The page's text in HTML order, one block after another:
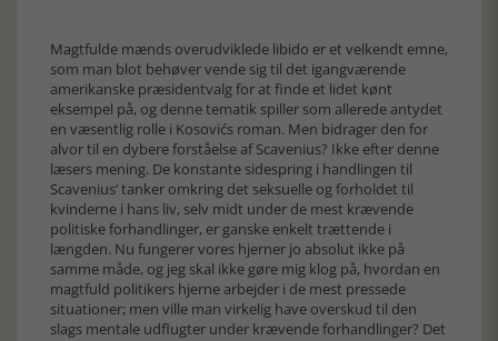
Magtfulde mænds overudviklede libido er et velkendt emne,
som man blot behøver vende sig til det igangværende
amerikanske præsidentvalg for at finde et lidet kønt
eksempel på, og denne tematik spiller som allerede antydet
en væsentlig rolle i Kosovićs roman. Men bidrager den for
alvor til en dybere forståelse af Scavenius? Ikke efter denne
læsers mening. De konstante sidespring i handlingen til
Scavenius’ tanker omkring det seksuelle og forholdet til
kvinderne i hans liv, selv midt under de mest krævende
politiske forhandlinger, er ganske enkelt trættende i
længden. Nu fungerer vores hjerner jo absolut ikke på
samme måde, og jeg skal ikke gøre mig klog på, hvordan en
magtfuld politikers hjerne arbejder i de mest pressede
situationer; men ville man virkelig have overskud til den
slags mentale udflugter under krævende forhandlinger? Det